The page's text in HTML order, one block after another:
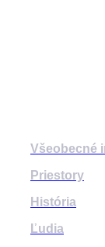
Všeobecné
Priestory
História
Ľudia